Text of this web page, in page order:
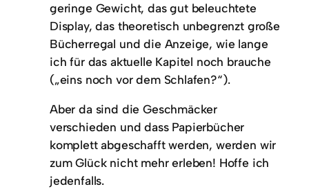
geringe Gewicht, das gut beleuchtete
Display, das theoretisch unbegrenzt große
Bücherregal und die Anzeige, wie lange
ich für das aktuelle Kapitel noch brauche
(„eins noch vor dem Schlafen?“).
Aber da sind die Geschmäcker
verschieden und dass Papierbücher
komplett abgeschafft werden, werden wir
zum Glück nicht mehr erleben! Hoffe ich
jedenfalls.